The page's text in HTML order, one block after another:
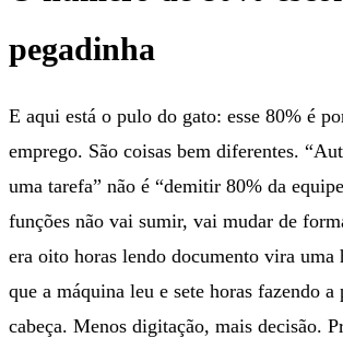
pegadinha
E aqui está o pulo do gato: esse 80% é
emprego. São coisas bem diferentes.
uma tarefa” não é “demitir 80% da
funções não vai sumir, vai mudar de
era oito horas lendo documento vira uma
que a máquina leu e sete horas fazendo a
cabeça. Menos digitação, mais decisão.